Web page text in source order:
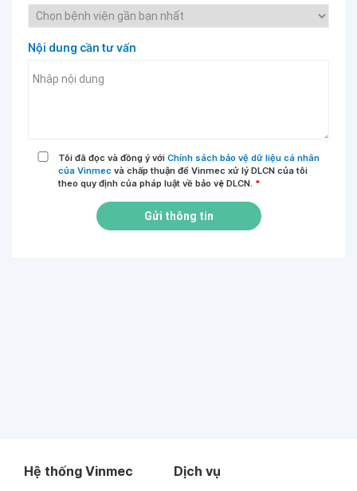
Nội dung cần tư vấn
Tôi đã đọc và đồng ý với Chính sách bảo vệ dữ liệu cá nhân
của Vinmec và chấp thuận để Vinmec xử lý DLCN của tôi
theo quy định của pháp luật về bảo vệ DLCN. *
Gửi thông tin
Hệ thống Vinmec Dịch vụ